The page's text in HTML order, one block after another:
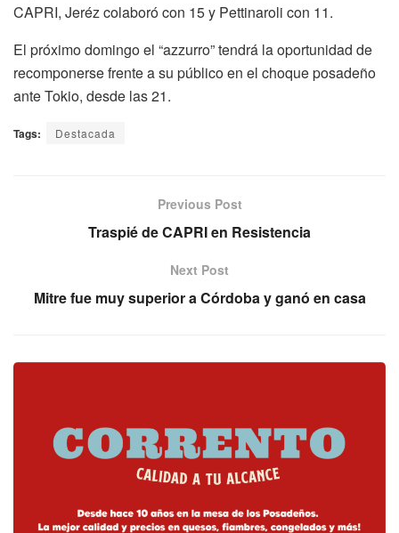
CAPRI, Jeréz colaboró con 15 y Pettinaroli con 11.
El próximo domingo el “azzurro” tendrá la oportunidad de
recomponerse frente a su público en el choque posadeño
ante Tokio, desde las 21.
Tags: Destacada
Previous Post
Traspié de CAPRI en Resistencia
Next Post
Mitre fue muy superior a Córdoba y ganó en casa